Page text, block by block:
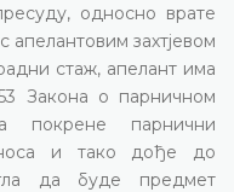
односно врате
апелантовим захтјевом
стаж, апелант има
Закона о парничном
покрене парнични
и тако дође до
да буде предмет